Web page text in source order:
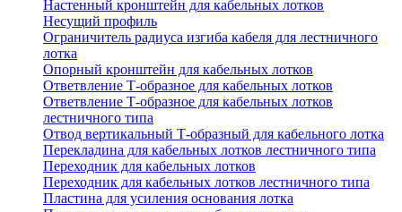
Настенный кронштейн для кабельных лотков
Несущий профиль
Ограничитель радиуса изгиба кабеля для лестничного
лотка
Опорный кронштейн для кабельных лотков
Ответвление Т-образное для кабельных лотков
Ответвление Т-образное для кабельных лотков
лестничного типа
Отвод вертикальный Т-образный для кабельного лотка
Перекладина для кабельных лотков лестничного типа
Переходник для кабельных лотков
Переходник для кабельных лотков лестничного типа
Пластина для усиления основания лотка